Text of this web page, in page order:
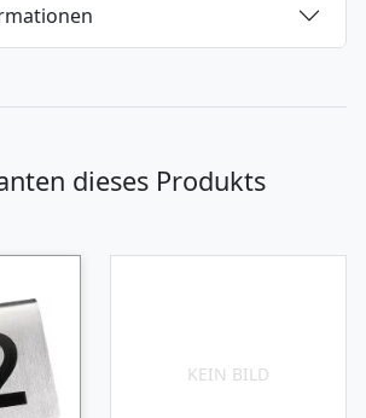
dieses Produkts
KEIN BILD